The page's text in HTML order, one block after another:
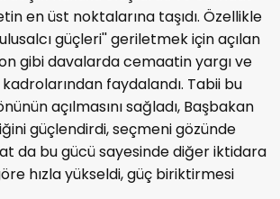
en üst noktalarına taşıdı. Özellikle
güçleri'' geriletmek için açılan
gibi davalarda cemaatin yargı ve
faydalandı. Tabii bu
açılmasını sağladı, Başbakan
güçlendirdi, seçmeni gözünde
da bu gücü sayesinde diğer iktidara
hızla yükseldi, güç biriktirmesi